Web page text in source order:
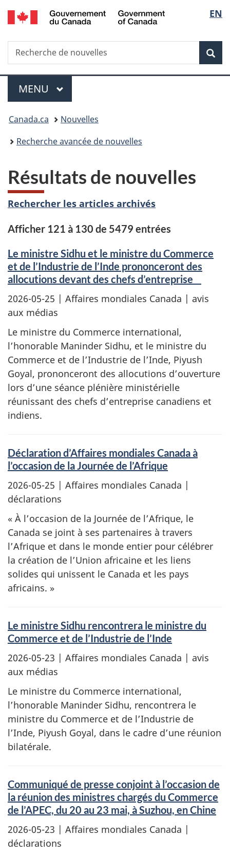
Passer
au
Passer
à
du
Passer
à
simplifiée
de
la
EN
Recherche
Recherche
de
Menu
MENU PRINCIPAL
Vous
êtes
Canada.ca
Nouvelles
Recherche avancée de nouvelles
Résultats de nouvelles
Rechercher les articles archivés
Afficher 121 à 130 de 5479 entrées
Le ministre Sidhu et le ministre du Commerce
et de l’Industrie de l’Inde prononceront des
allocutions devant des chefs d’entreprise
2026-05-25 | Affaires mondiales Canada | avis
aux médias
Le ministre du Commerce international,
l’honorable Maninder Sidhu, et le ministre du
Commerce et de l’Industrie de l’Inde, Piyush
Goyal, prononceront des allocutions d’ouverture
lors d’une séance plénière ministérielle
réunissant des chefs d’entreprise canadiens et
indiens.
Déclaration d’Affaires mondiales Canada à
l’occasion de la Journée de l’Afrique
2026-05-25 | Affaires mondiales Canada |
déclarations
« À l’occasion de la Journée de l’Afrique, le
Canada se joint à ses partenaires à travers
l’Afrique et dans le monde entier pour célébrer
la création de l’Union africaine et les liens
solides qui unissent le Canada et les pays
africains. »
Le ministre Sidhu rencontrera le ministre du
Commerce et de l’Industrie de l’Inde
2026-05-23 | Affaires mondiales Canada | avis
aux médias
Le ministre du Commerce international,
l’honorable Maninder Sidhu, rencontrera le
ministre du Commerce et de l’Industrie de
l’Inde, Piyush Goyal, dans le cadre d’une réunion
bilatérale.
Communiqué de presse conjoint à l’occasion de
la réunion des ministres chargés du Commerce
de l’APEC, du 20 au 23 mai, à Suzhou, en Chine
2026-05-23 | Affaires mondiales Canada |
déclarations